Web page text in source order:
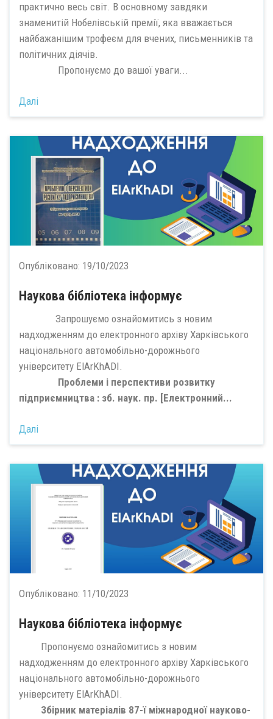
практично весь світ. В основному завдяки
знаменитій Нобелівській премії, яка вважається
найбажанішим трофеєм для вчених, письменників та
політичних діячів.
Пропонуємо до вашої уваги...
Далі
Опубліковано: 19/10/2023
Наукова бібліотека інформує
Запрошуємо ознайомитись з новим
надходженням до електронного архіву Харківського
національного автомобільно-дорожнього
університету ElArKhADI.
Проблеми і перспективи розвитку
підприємництва : зб. наук. пр. [Електронний...
Далі
Опубліковано: 11/10/2023
Наукова бібліотека інформує
Пропонуємо ознайомитись з новим
надходженням до електронного архіву Харківського
національного автомобільно-дорожнього
університету ElArKhADI.
Збірник матеріалів 87-ї міжнародної науково-